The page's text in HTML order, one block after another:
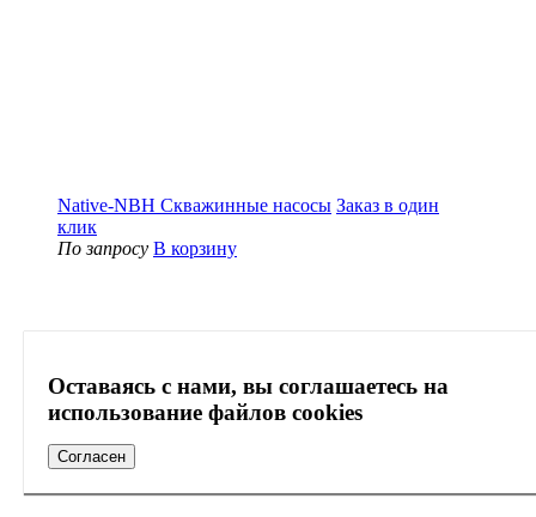
Native-NBH Скважинные насосы Заказ в один
клик
По запросу В корзину
Оставаясь с нами, вы соглашаетесь на
использование файлов cookies
Согласен